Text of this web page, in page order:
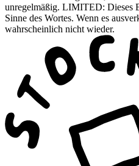
unregelmäßig. LIMITED: Dieses
Sinne des Wortes. Wenn es
wahrscheinlich nicht wieder.